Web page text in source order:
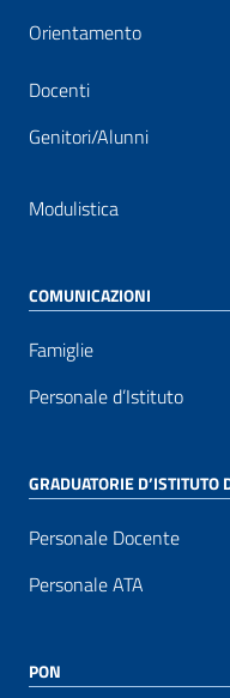
Orientamento
Docenti
Genitori/Alunni
Modulistica
COMUNICAZIONI
Famiglie
Personale d’Istituto
GRADUATORIE
Personale Docente
Personale ATA
PON